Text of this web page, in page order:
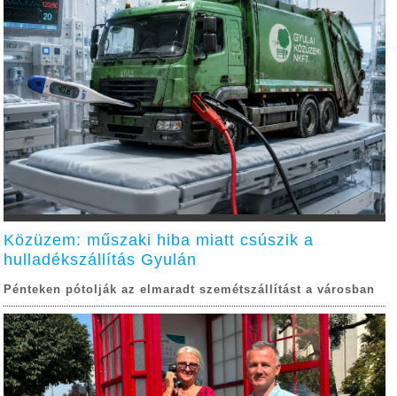
Közüzem: műszaki hiba miatt csúszik a
hulladékszállítás Gyulán
Pénteken pótolják az elmaradt szemétszállítást a városban